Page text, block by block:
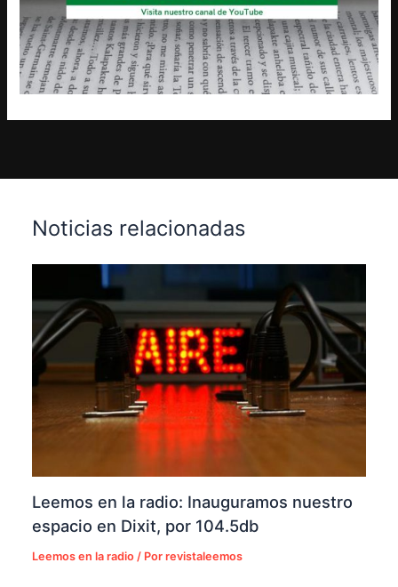
Noticias relacionadas
Leemos en la radio: Inauguramos nuestro
espacio en Dixit, por 104.5db
Leemos en la radio / Porrevistaleemos